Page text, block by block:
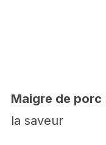
Maigre de porc
la saveur